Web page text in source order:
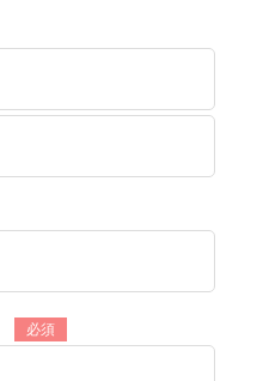
もご質問ください！
きたトムス・エンタテイン
て、各ポジションを大募集
制作進行経験3年以上)